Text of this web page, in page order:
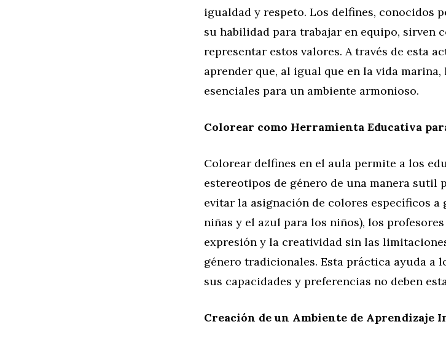
igualdad y respeto. Los delfines, conocidos
su habilidad para trabajar en equipo, sirven
representar estos valores. A través de esta
aprender que, al igual que en la vida
esenciales para un ambiente armonioso.
Colorear como Herramienta Educativa
Colorear delfines en el aula permite a los
estereotipos de género de una manera sutil
evitar la asignación de colores específicos a
niñas y el azul para los niños), los
expresión y la creatividad sin las
género tradicionales. Esta práctica ayuda a
sus capacidades y preferencias no deben
Creación de un Ambiente de Aprendizaje